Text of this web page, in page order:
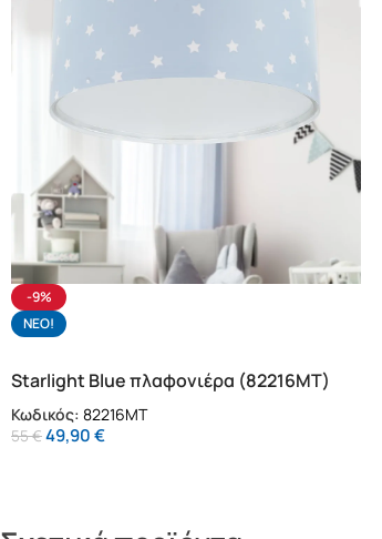
-9%
NΕΟ!
Starlight Blue πλαφονιέρα (82216MT)
Κωδικός: 82216MT
55€49,90€